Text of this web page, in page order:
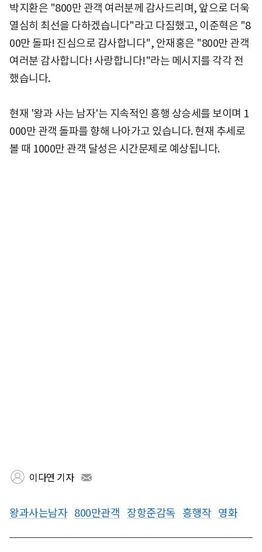
박지환은 "800만 관객 여러분께 감사드리며, 앞으로 더욱
열심히 최선을 다하겠습니다"라고 다짐했고, 이준혁은 "8
00만 돌파! 진심으로 감사합니다", 안재홍은 "800만 관객
여러분 감사합니다! 사랑합니다!"라는 메시지를 각각 전
했습니다.
현재 '왕과 사는 남자'는 지속적인 흥행 상승세를 보이며 1
000만 관객 돌파를 향해 나아가고 있습니다. 현재 추세로
볼 때 1000만 관객 달성은 시간문제로 예상됩니다.
이다연 기자
왕과사는남자 800만관객 장항준감독 흥행작 영화